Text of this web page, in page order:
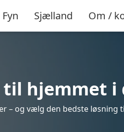
Fyn Sjælland Om /
hjemmet i
– og vælg den bedste løsning